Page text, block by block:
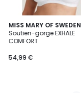
MISS MARY OF SWEDEN
Soutien-gorge EXHALE
COMFORT
54,99 €
2
Couleurs